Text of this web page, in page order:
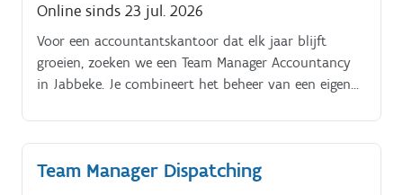
Online sinds 23 jul. 2026
Voor een accountantskantoor dat elk jaar blijft
groeien, zoeken we een Team Manager Accountancy
in Jabbeke. Je combineert het beheer van een eigen
Team Manager Dispatching